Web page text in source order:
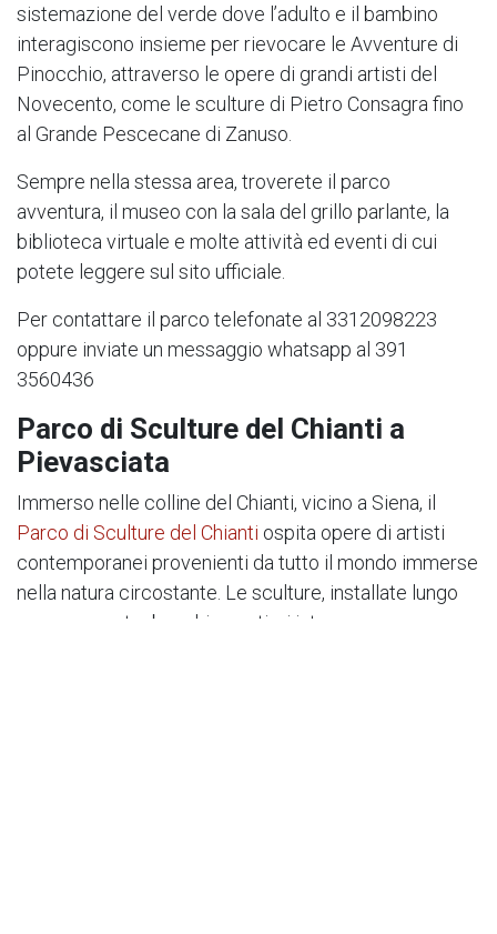
sistemazione del verde dove l’adulto e il bambino
interagiscono insieme per rievocare le Avventure di
Pinocchio, attraverso le opere di grandi artisti del
Novecento, come le sculture di Pietro Consagra fino
al Grande Pescecane di Zanuso.
Sempre nella stessa area, troverete il parco
avventura, il museo con la sala del grillo parlante, la
biblioteca virtuale e molte attività ed eventi di cui
potete leggere sul sito ufficiale.
Per contattare il parco telefonate al 3312098223
oppure inviate un messaggio whatsapp al 391
3560436
Parco di Sculture del Chianti a
Pievasciata
Immerso nelle colline del Chianti, vicino a Siena, il
Parco di Sculture del Chianti ospita opere di artisti
contemporanei provenienti da tutto il mondo immerse
nella natura circostante. Le sculture, installate lungo
un percorso tra boschi e prati, si integrano